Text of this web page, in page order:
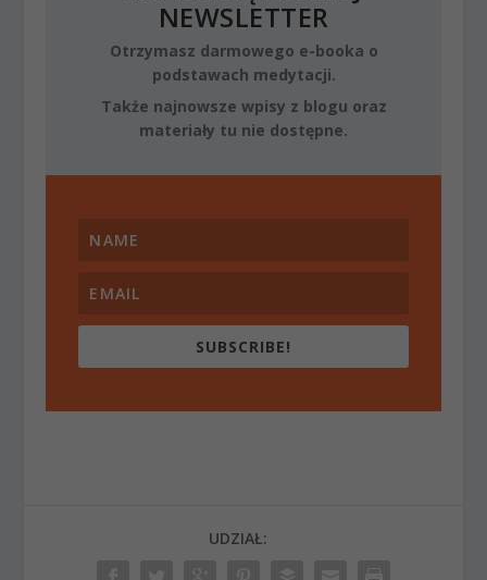
NEWSLETTER
Otrzymasz darmowego e-booka o
podstawach medytacji.
Także najnowsze wpisy z blogu oraz
materiały tu nie dostępne.
SUBSCRIBE!
UDZIAŁ: